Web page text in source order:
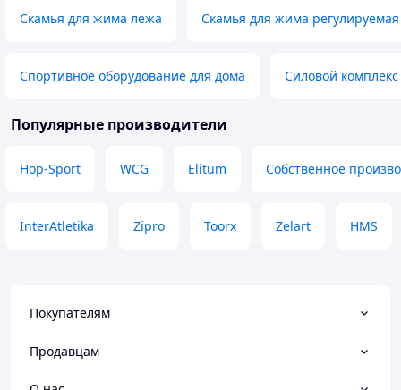
Скамья для жима лежа Скамья для жима регулируемая
Спортивное оборудование для дома Силовой
Популярные производители
Hop-Sport WCG Elitum Собственное
InterAtletika Zipro Toorx Zelart HMS
Покупателям
Продавцам